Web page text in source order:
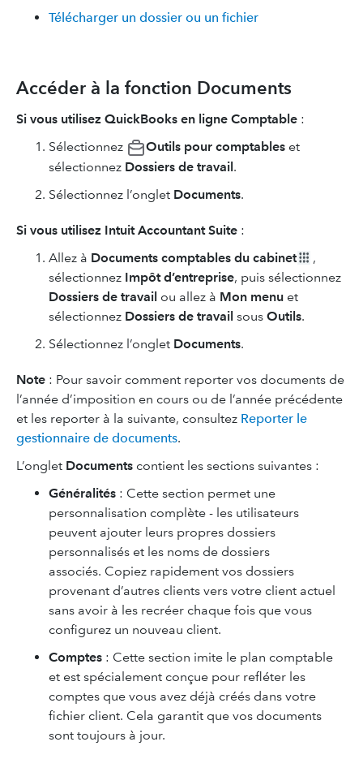
Télécharger un dossier ou un fichier
Accéder à la fonction Documents
Si vous utilisez QuickBooks en ligne Comptable :
Sélectionnez
Outils pour comptables et
sélectionnez Dossiers de travail .
Sélectionnez l’onglet Documents.
Si vous utilisez Intuit Accountant Suite :
Allez à Documents comptables du cabinet
,
sélectionnez Impôt d’entreprise, puis sélectionnez
Dossiers de travail ou allez à Mon menu et
sélectionnez Dossiers de travail sous Outils.
Sélectionnez l’onglet Documents.
Note : Pour savoir comment reporter vos documents de
l’année d’imposition en cours ou de l’année précédente
et les reporter à la suivante, consultez Reporter le
gestionnaire de documents.
L’onglet Documents contient les sections suivantes :
Généralités : Cette section permet une
personnalisation complète - les utilisateurs
peuvent ajouter leurs propres dossiers
personnalisés et les noms de dossiers
associés. Copiez rapidement vos dossiers
provenant d’autres clients vers votre client actuel
sans avoir à les recréer chaque fois que vous
configurez un nouveau client.
Comptes : Cette section imite le plan comptable
et est spécialement conçue pour refléter les
comptes que vous avez déjà créés dans votre
fichier client. Cela garantit que vos documents
sont toujours à jour.